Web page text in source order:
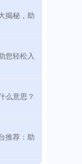
揭秘，助
您轻松入
么意思？
推荐：助